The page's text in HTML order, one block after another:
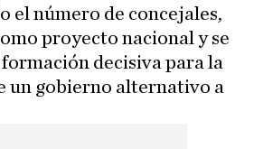
el número de concejales,
proyecto nacional y se
decisiva para la
un gobierno alternativo a